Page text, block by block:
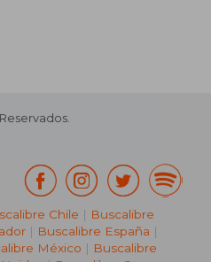
Chile | Buscalibre
| Buscalibre España |
México | Buscalibre